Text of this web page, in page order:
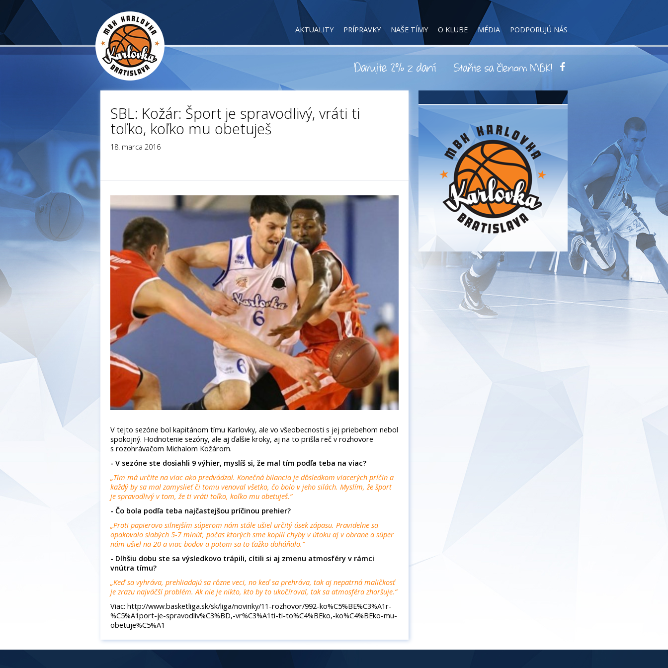
AKTUALITY PRÍPRAVKY NAŠE TÍMY O KLUBE MÉDIA PODPORUJÚ NÁS
SBL: Kožár: Šport je spravodlivý, vráti ti
toľko, koľko mu obetuješ
18. marca 2016
V tejto sezóne bol kapitánom tímu Karlovky, ale vo všeobecnosti s jej priebehom nebol
spokojný. Hodnotenie sezóny, ale aj ďalšie kroky, aj na to prišla reč v rozhovore
s rozohrávačom Michalom Kožárom.
- V sezóne ste dosiahli 9 výhier, myslíš si, že mal tím podľa teba na viac?
„Tím má určite na viac ako predvádzal. Konečná bilancia je dôsledkom viacerých príčin a
každý by sa mal zamyslieť či tomu venoval všetko, čo bolo v jeho silách. Myslím, že šport
je spravodlivý v tom, že ti vráti toľko, koľko mu obetuješ.“
- Čo bola podľa teba najčastejšou príčinou prehier?
„Proti papierovo silnejším súperom nám stále ušiel určitý úsek zápasu. Pravidelne sa
opakovalo slabých 5-7 minút, počas ktorých sme kopili chyby v útoku aj v obrane a súper
nám ušiel na 20 a viac bodov a potom sa to ťažko doháňalo.“
- Dlhšiu dobu ste sa výsledkovo trápili, cítili si aj zmenu atmosféry v rámci
vnútra tímu?
„Keď sa vyhráva, prehliadajú sa rôzne veci, no keď sa prehráva, tak aj nepatrná maličkosť
je zrazu najväčší problém. Ak nie je nikto, kto by to ukočíroval, tak sa atmosféra zhoršuje.“
Viac: http://www.basketliga.sk/sk/liga/novinky/11-rozhovor/992-ko%C5%BE%C3%A1r-
%C5%A1port-je-spravodliv%C3%BD,-vr%C3%A1ti-ti-to%C4%BEko,-ko%C4%BEko-mu-
obetuje%C5%A1